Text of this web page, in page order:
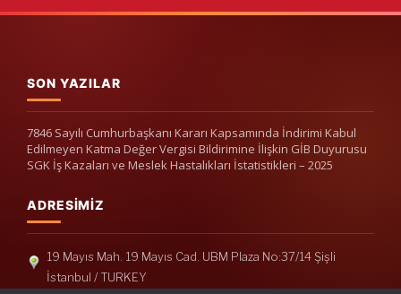
SON YAZILAR
7846 Sayılı Cumhurbaşkanı Kararı Kapsamında İndirimi Kabul
Edilmeyen Katma Değer Vergisi Bildirimine İlişkin GİB Duyurusu
SGK İş Kazaları ve Meslek Hastalıkları İstatistikleri – 2025
ADRESIMIZ
19 Mayıs Mah. 19 Mayıs Cad. UBM Plaza No:37/14 Şişli
İstanbul / TURKEY